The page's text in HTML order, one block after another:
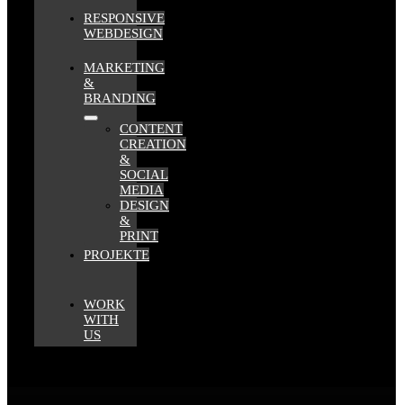
RESPONSIVE
WEBDESIGN
MARKETING
&
BRANDING
CONTENT
CREATION
&
SOCIAL
MEDIA
DESIGN
&
PRINT
PROJEKTE
WORK
WITH
US